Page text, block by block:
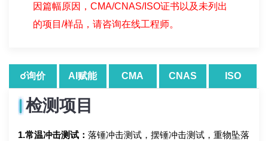
因篇幅原因，CMA/CNAS/ISO证书以及未列出
的项目/样品，请咨询在线工程师。
☌询价 AI赋能 CMA CNAS ISO
检测项目
1.常温冲击测试： 落锤冲击测试，摆锤冲击测试，重物坠落